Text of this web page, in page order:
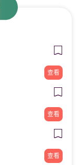
查看
查看
查看